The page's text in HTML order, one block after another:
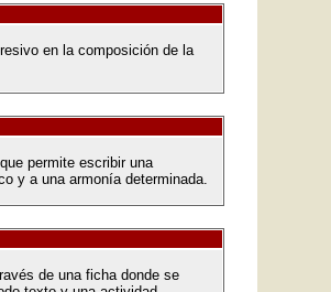
en la composición de la
permite escribir una
y a una armonía determinada.
de una ficha donde se